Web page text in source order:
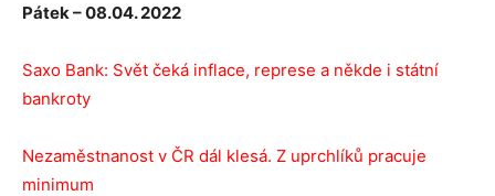
Pátek – 08.04. 2022
Saxo Bank: Svět čeká inflace, represe a někde i státní
bankroty
Nezaměstnanost v ČR dál klesá. Z uprchlíků pracuje
minimum